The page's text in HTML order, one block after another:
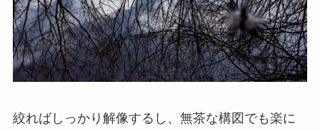
絞ればしっかり解像するし、無茶な構図でも楽に